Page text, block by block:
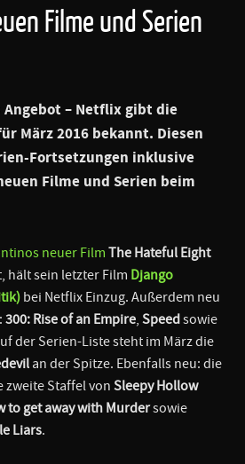
Filme und Serien
Angebot – Netflix gibt die
März 2016 bekannt. Diesen
Fortsetzungen inklusive
Filme und Serien beim
neuer Film The Hateful Eight
hält sein letzter Film Django
bei Netflix Einzug. Außerdem neu
300: Rise of an Empire, Speedsowie
der Serien-Liste steht im März die
an der Spitze. Ebenfalls neu: die
zweite Staffel von Sleepy Hollow
to get away with Murdersowie
Liars.